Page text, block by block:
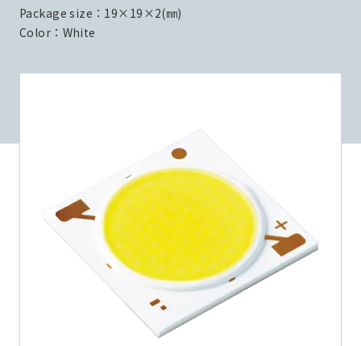
Package size：19×19×2(㎜)
Color：White